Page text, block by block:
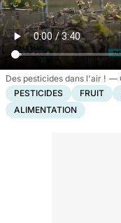
Des pesticides dans l'air !
PESTICIDES
FRUIT
ALIMENTATION